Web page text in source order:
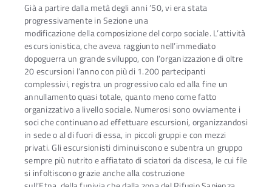
Già a partire dalla metà degli anni ’50, vi era stata
progressivamente in Sezione una
modificazione della composizione del corpo sociale. L’attività
escursionistica, che aveva raggiunto nell’immediato
dopoguerra un grande sviluppo, con l’organizzazione di oltre
20 escursioni l’anno con più di 1.200 partecipanti
complessivi, registra un progressivo calo ed alla fine un
annullamento quasi totale, quanto meno come fatto
organizzativo a livello sociale. Numerosi sono ovviamente i
soci che continuano ad effettuare escursioni, organizzandosi
in sede o al di fuori di essa, in piccoli gruppi e con mezzi
privati. Gli escursionisti diminuiscono e subentra un gruppo
sempre più nutrito e affiatato di sciatori da discesa, le cui file
si infoltiscono grazie anche alla costruzione